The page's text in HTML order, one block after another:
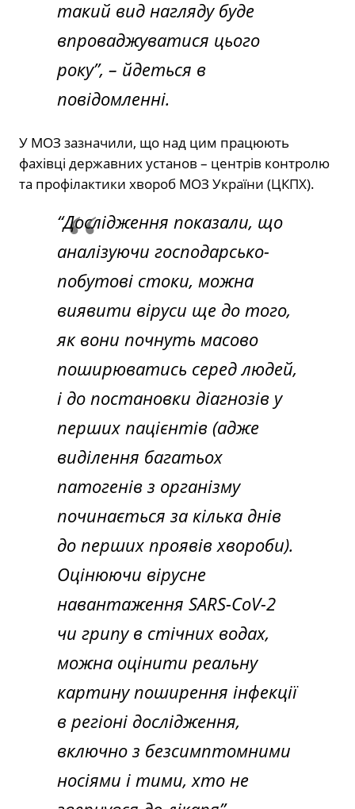
такий вид нагляду буде
впроваджуватися цього
року”, – йдеться в
повідомленні.
У МОЗ зазначили, що над цим працюють
фахівці державних установ – центрів контролю
та профілактики хвороб МОЗ України (ЦКПХ).
“Дослідження показали, що
аналізуючи господарсько-
побутові стоки, можна
виявити віруси ще до того,
як вони почнуть масово
поширюватись серед людей,
і до постановки діагнозів у
перших пацієнтів (адже
виділення багатьох
патогенів з організму
починається за кілька днів
до перших проявів хвороби).
Оцінюючи вірусне
навантаження SARS-CoV-2
чи грипу в стічних водах,
можна оцінити реальну
картину поширення інфекції
в регіоні дослідження,
включно з безсимптомними
носіями і тими, хто не